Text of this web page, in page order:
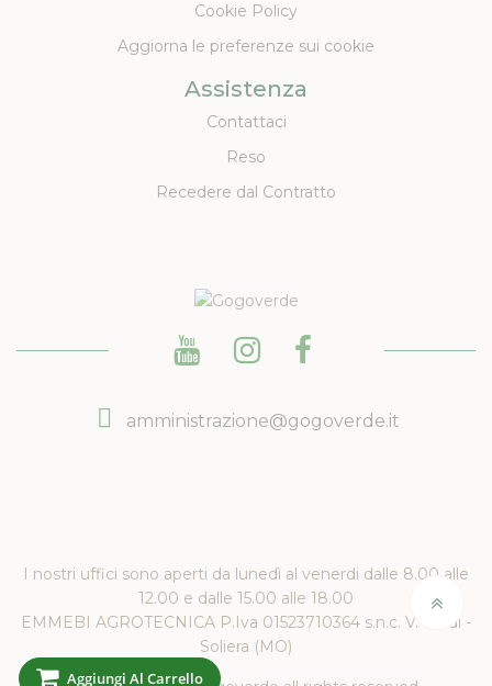
Aggiungi Al Carrello
Cookie Policy
Aggiorna le preferenze sui cookie
Assistenza
Contattaci
Reso
Recedere dal Contratto
amministrazione@gogoverde.it
I nostri uffici sono aperti da lunedì al venerdi dalle 8.00 alle
12.00 e dalle 15.00 alle 18.00
EMMEBI AGROTECNICA P.Iva 01523710364 s.n.c. V. Verdi -
Soliera (MO)